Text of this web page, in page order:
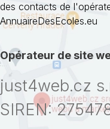
des contacts de
AnnuaireDesEcoles.eu
Opérateur de site
just4web.cz
SIREN: